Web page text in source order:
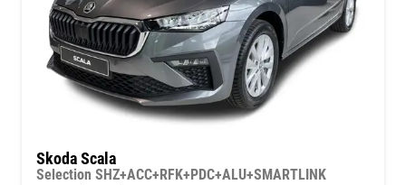
Skoda Scala
Selection SHZ+ACC+RFK+PDC+ALU+SMARTLINK